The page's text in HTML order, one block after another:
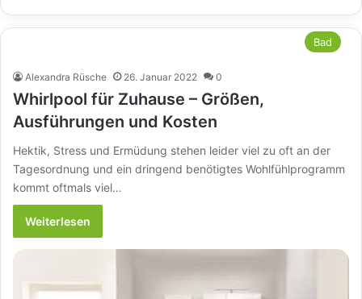
Bad
Alexandra Rüsche 26. Januar 2022 0
Whirlpool für Zuhause – Größen,
Ausführungen und Kosten
Hektik, Stress und Ermüdung stehen leider viel zu oft an der
Tagesordnung und ein dringend benötigtes Wohlfühlprogramm
kommt oftmals viel…
Weiterlesen